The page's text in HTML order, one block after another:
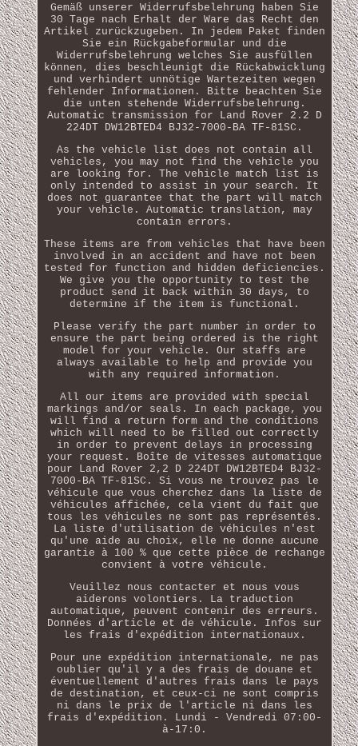
Gemäß unserer Widerrufsbelehrung haben Sie
30 Tage nach Erhalt der Ware das Recht den
Artikel zurückzugeben. In jedem Paket finden
Sie ein Rückgabeformular und die
Widerrufsbelehrung welches Sie ausfüllen
können, dies beschleunigt die Rückabwicklung
und verhindert unnötige Wartezeiten wegen
fehlender Informationen. Bitte beachten Sie
die unten stehende Widerrufsbelehrung.
Automatic transmission for Land Rover 2.2 D
224DT DW12BTED4 BJ32-7000-BA TF-81SC.
As the vehicle list does not contain all
vehicles, you may not find the vehicle you
are looking for. The vehicle match list is
only intended to assist in your search. It
does not guarantee that the part will match
your vehicle. Automatic translation, may
contain errors.
These items are from vehicles that have been
involved in an accident and have not been
tested for function and hidden deficiencies.
We give you the opportunity to test the
product send it back within 30 days, to
determine if the item is functional.
Please verify the part number in order to
ensure the part being ordered is the right
model for your vehicle. Our staffs are
always available to help and provide you
with any required information.
All our items are provided with special
markings and/or seals. In each package, you
will find a return form and the conditions
which will need to be filled out correctly
in order to prevent delays in processing
your request. Boîte de vitesses automatique
pour Land Rover 2,2 D 224DT DW12BTED4 BJ32-
7000-BA TF-81SC. Si vous ne trouvez pas le
véhicule que vous cherchez dans la liste de
véhicules affichée, cela vient du fait que
tous les véhicules ne sont pas représentés.
La liste d'utilisation de véhicules n'est
qu'une aide au choix, elle ne donne aucune
garantie à 100 % que cette pièce de rechange
convient à votre véhicule.
Veuillez nous contacter et nous vous
aiderons volontiers. La traduction
automatique, peuvent contenir des erreurs.
Données d'article et de véhicule. Infos sur
les frais d'expédition internationaux.
Pour une expédition internationale, ne pas
oublier qu'il y a des frais de douane et
éventuellement d'autres frais dans le pays
de destination, et ceux-ci ne sont compris
ni dans le prix de l'article ni dans les
frais d'expédition. Lundi - Vendredi 07:00-
à-17:0.